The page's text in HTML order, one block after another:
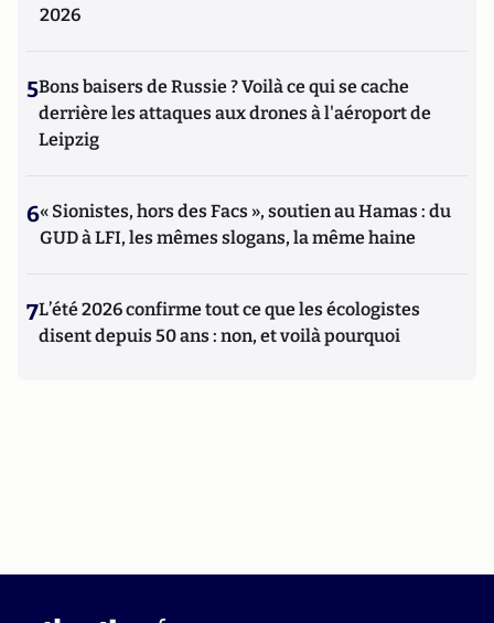
2026
5Bons baisers de Russie ? Voilà ce qui se cache
derrière les attaques aux drones à l'aéroport de
Leipzig
6« Sionistes, hors des Facs », soutien au Hamas : du
GUD à LFI, les mêmes slogans, la même haine
7L’été 2026 confirme tout ce que les écologistes
disent depuis 50 ans : non, et voilà pourquoi